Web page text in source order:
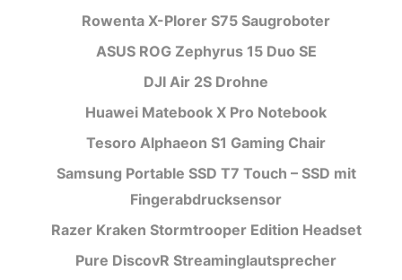
Rowenta X-Plorer S75 Saugroboter
ASUS ROG Zephyrus 15 Duo SE
DJI Air 2S Drohne
Huawei Matebook X Pro Notebook
Tesoro Alphaeon S1 Gaming Chair
Samsung Portable SSD T7 Touch – SSD mit
Fingerabdrucksensor
Razer Kraken Stormtrooper Edition Headset
Pure DiscovR Streaminglautsprecher